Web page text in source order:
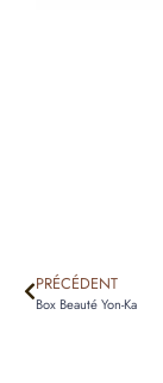
PRÉCÉDENT
Box Beauté Yon-Ka